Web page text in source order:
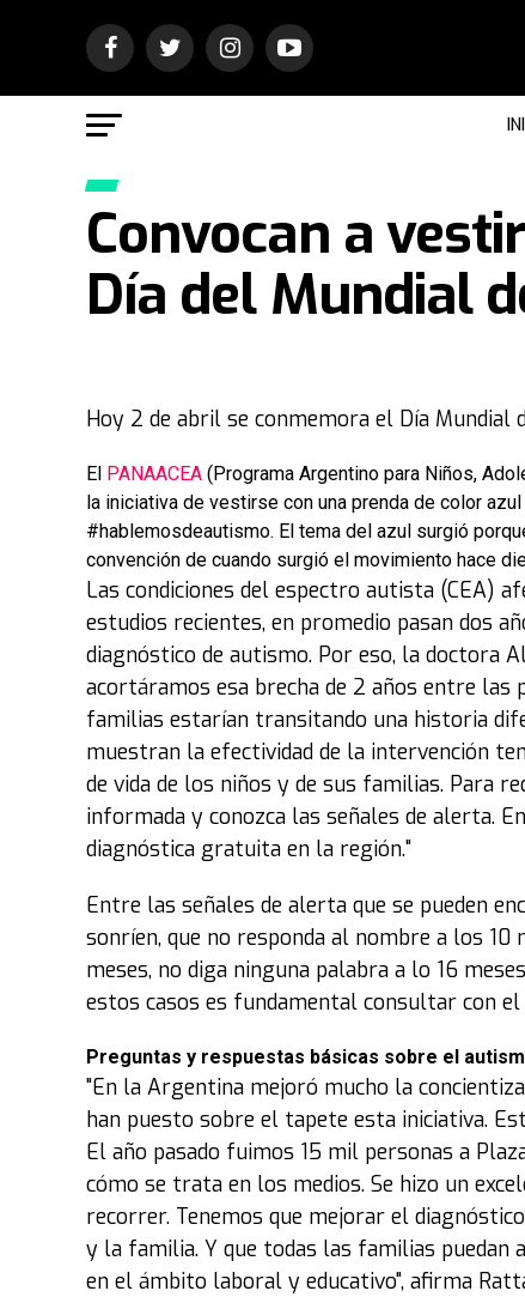
Convocan a
Día del Mundial
Hoy 2 de abril se conmemora el Día Mundial
El PANAACEA (Programa Argentino para Niños,
la iniciativa de vestirse con una prenda de color
#hablemosdeautismo. El tema del azul surgió
convención de cuando surgió el movimiento hace
Las condiciones del espectro autista (CEA)
estudios recientes, en promedio pasan dos
diagnóstico de autismo. Por eso, la doctora
acortáramos esa brecha de 2 años entre
familias estarían transitando una historia
muestran la efectividad de la intervención
de vida de los niños y de sus familias. Para
informada y conozca las señales de alerta.
diagnóstica gratuita en la región."
Entre las señales de alerta que se pueden
sonríen, que no responda al nombre a los 10
meses, no diga ninguna palabra a lo 16
estos casos es fundamental consultar con
Preguntas y respuestas básicas sobre el
"En la Argentina mejoró mucho la
han puesto sobre el tapete esta iniciativa.
El año pasado fuimos 15 mil personas a
cómo se trata en los medios. Se hizo un
recorrer. Tenemos que mejorar el
y la familia. Y que todas las familias puedan
en el ámbito laboral y educativo", afirma